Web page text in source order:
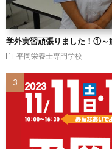
学外実習頑張りました！①～
平岡栄養士専門学校